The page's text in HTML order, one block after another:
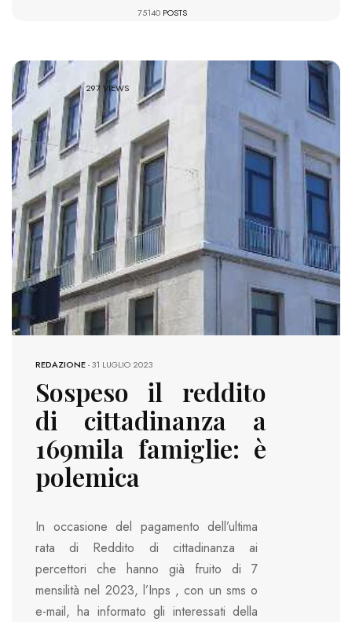
75140 POSTS
297 VIEWS
REDAZIONE-31 LUGLIO 2023
Sospeso il reddito
di cittadinanza a
169mila famiglie: è
polemica
In occasione del pagamento dell’ultima
rata di Reddito di cittadinanza ai
percettori che hanno già fruito di 7
mensilità nel 2023, l’Inps , con un sms o
e-mail, ha informato gli interessati della